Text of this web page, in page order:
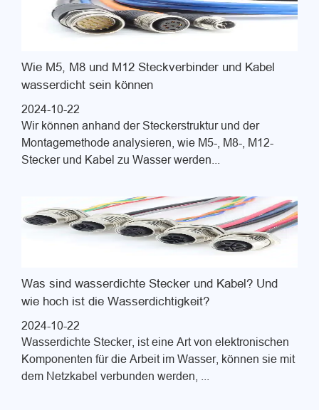
Wie M5, M8 und M12 Steckverbinder und Kabel
wasserdicht sein können
2024-10-22
Wir können anhand der Steckerstruktur und der
Montagemethode analysieren, wie M5-, M8-, M12-
Stecker und Kabel zu Wasser werden...
Was sind wasserdichte Stecker und Kabel? Und
wie hoch ist die Wasserdichtigkeit?
2024-10-22
Wasserdichte Stecker, ist eine Art von elektronischen
Komponenten für die Arbeit im Wasser, können sie mit
dem Netzkabel verbunden werden, ...